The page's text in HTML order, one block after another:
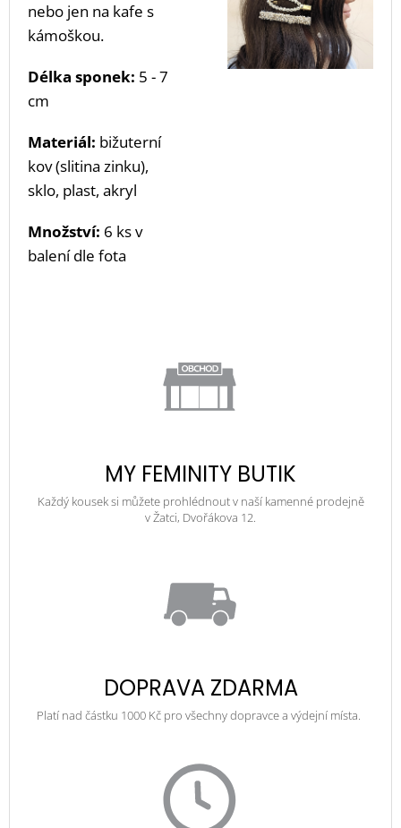
nebo jen na kafe s
kámoškou.
Délka sponek: 5 - 7
cm
Materiál: bižuterní
kov (slitina zinku),
sklo, plast, akryl
Množství: 6 ks v
balení dle fota
MY FEMINITY BUTIK
Každý kousek si můžete prohlédnout v naší kamenné prodejně
v Žatci, Dvořákova 12.
DOPRAVA ZDARMA
Platí nad částku 1000 Kč pro všechny dopravce a výdejní místa.